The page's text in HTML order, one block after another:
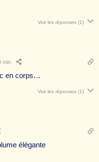
Voir les réponses (1)
min
en corps…
Voir les réponses (1)
élégante